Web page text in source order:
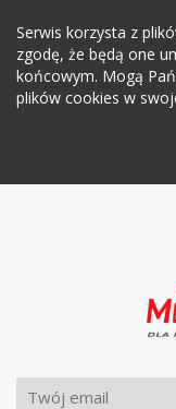
Serwis korzysta z
zgodę, że będą one
końcowym. Mogą
plików cookies w